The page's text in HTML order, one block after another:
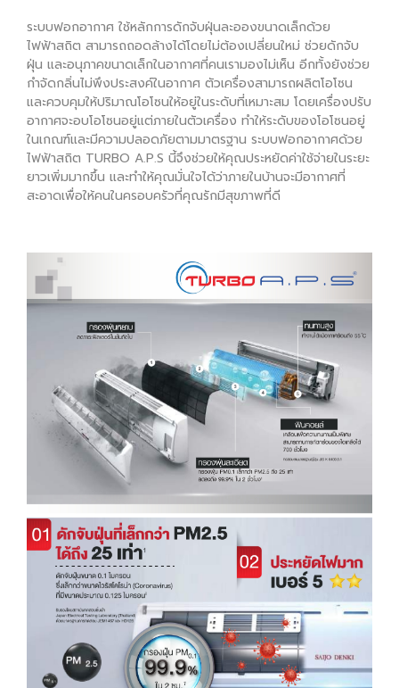
ระบบฟอกอากาศ ใช้หลักการดักจับฝุ่นละอองขนาดเล็กด้วย
ไฟฟ้าสถิต สามารถถอดล้างได้โดยไม่ต้องเปลี่ยนใหม่ ช่วยดักจับ
ฝุ่น และอนุภาคขนาดเล็กในอากาศที่คนเรามองไม่เห็น อีกทั้งยังช่วย
กำจัดกลิ่นไม่พึงประสงค์ในอากาศ ตัวเครื่องสามารถผลิตโอโซน
และควบคุมให้ปริมาณโอโซนให้อยู่ในระดับที่เหมาะสม โดยเครื่องปรับ
อากาศจะอบโอโซนอยู่แต่ภายในตัวเครื่อง ทำให้ระดับของโอโซนอยู่
ในเกณฑ์และมีความปลอดภัยตามมาตรฐาน ระบบฟอกอากาศด้วย
ไฟฟ้าสถิต TURBO A.P.S นี้จึงช่วยให้คุณประหยัดค่าใช้จ่ายในระยะ
ยาวเพิ่มมากขึ้น และทำให้คุณมั่นใจได้ว่าภายในบ้านจะมีอากาศที่
สะอาดเพื่อให้คนในครอบครัวที่คุณรักมีสุขภาพที่ดี